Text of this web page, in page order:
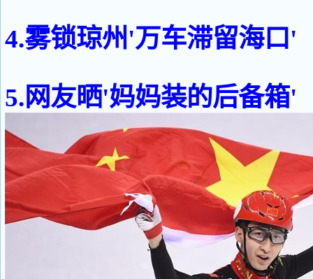
4.雾锁琼州'万车滞留海口'
5.网友晒'妈妈装的后备箱'